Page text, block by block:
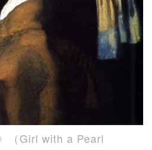
（Girl with a Pearl